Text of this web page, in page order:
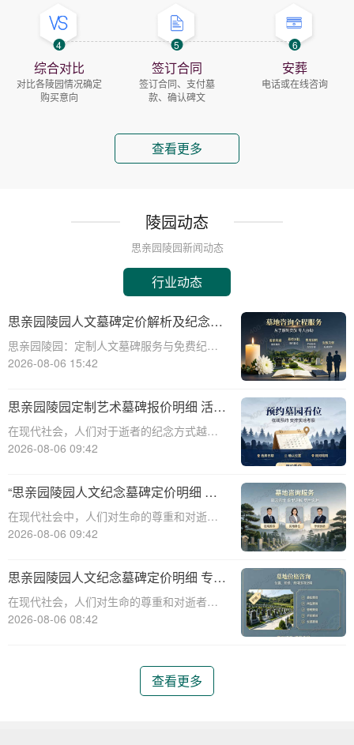
4
综合对比
对比各陵园情况确定
购买意向
5
签订合同
签订合同、支付墓
款、确认碑文
6
安葬
电话或在线咨询
查看更多
陵园动态
思亲园陵园新闻动态
行业动态
思亲园陵园人文墓碑定价解析及纪念空
间免费使用政策说明
思亲园陵园：定制人文墓碑服务与免费纪念
空间详解☎ 思亲园陵园电话:400-838-5063
构，始终致力于为用户提供高品质的墓碑定
制服务。本文将为您详细解析思亲园陵
2026-08-06 15:42
思亲园陵园定制艺术墓碑报价明细 活动
减免设计雕刻费用详解
在现代社会，人们对于逝者的纪念方式越来
越注重个性化与艺术性。思亲园陵园作为一
碑的服务，以满足客户对于纪念逝者的独特
需求。本文将详细介绍思亲园陵园定制艺术
墓碑的报价
2026-08-06 09:42
“思亲园陵园人文纪念墓碑定价明细 专
属追思场地购墓即享”
在现代社会中，人们对生命的尊重和对逝者
的缅怀日益增长，这使得陵园和墓碑的选择
陵园机构，提供了一系列的人文纪念墓碑和
专属追思场地，旨在为家属提供一个庄严而
温馨的纪念
2026-08-06 09:42
思亲园陵园人文纪念墓碑定价明细 专属
追思场地购墓即享详解
在现代社会，人们对生命的尊重和对逝者的
缅怀日益增长，因此，陵园和墓碑的选择成
和追思场地服务，旨在为家属提供一个庄
2026-08-06 08:42
查看更多